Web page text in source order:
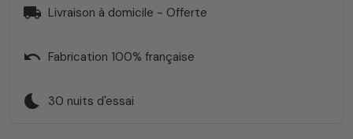
local_shipping Livraison à domicile - Offerte
undo Fabrication 100% française
bedtime 30 nuits d'essai